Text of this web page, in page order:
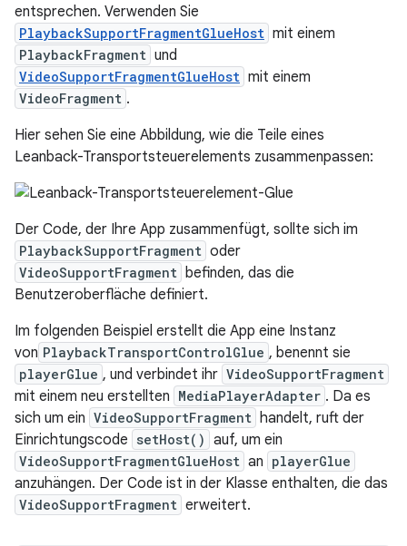
entsprechen. Verwenden Sie
PlaybackSupportFragmentGlueHost mit einem
PlaybackFragment und
VideoSupportFragmentGlueHost mit einem
VideoFragment .
Hier sehen Sie eine Abbildung, wie die Teile eines
Leanback-Transportsteuerelements zusammenpassen:
Der Code, der Ihre App zusammenfügt, sollte sich im
PlaybackSupportFragment oder
VideoSupportFragment befinden, das die
Benutzeroberfläche definiert.
Im folgenden Beispiel erstellt die App eine Instanz
von PlaybackTransportControlGlue , benennt sie
playerGlue , und verbindet ihr VideoSupportFragment
mit einem neu erstellten MediaPlayerAdapter . Da es
sich um ein VideoSupportFragment handelt, ruft der
Einrichtungscode setHost() auf, um ein
VideoSupportFragmentGlueHost an playerGlue
anzuhängen. Der Code ist in der Klasse enthalten, die das
VideoSupportFragment erweitert.